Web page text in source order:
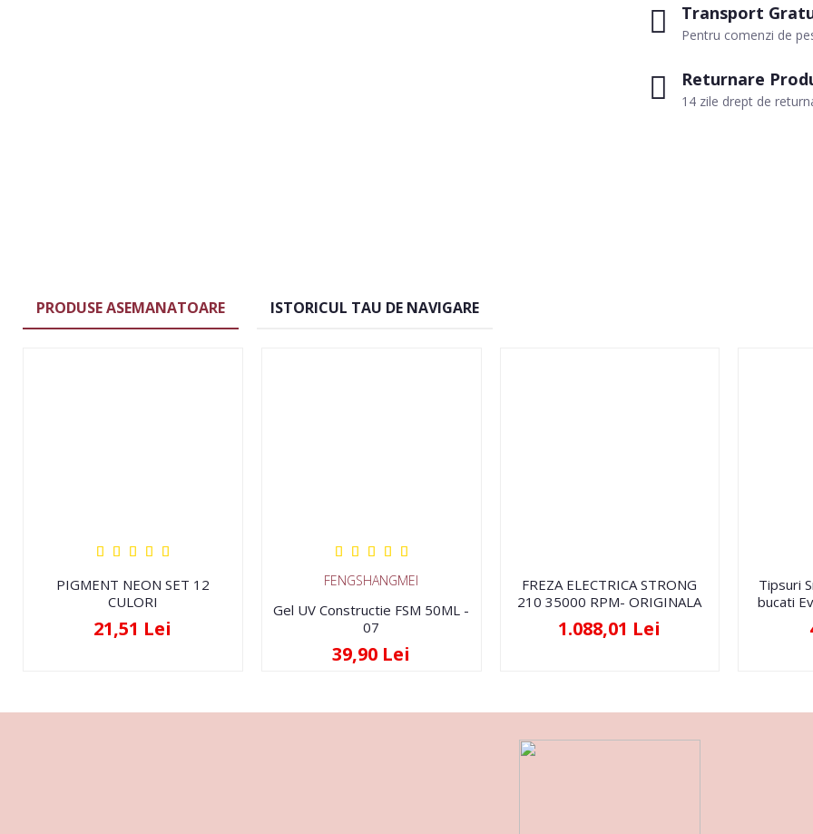
Transport
Pentru comenzi de
Returnare
14 zile drept de
PRODUSE ASEMANATOARE ISTORICUL TAU DE NAVIGARE
PIGMENT NEON SET 12
CULORI
21,51 Lei
FENGSHANGMEI
Gel UV Constructie FSM 50ML -
07
39,90 Lei
FREZA ELECTRICA STRONG
210 35000 RPM- ORIGINALA
1.088,01 Lei
Tipsuri
bucati